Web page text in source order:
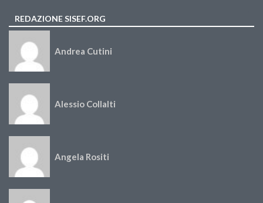
REDAZIONE SISEF.ORG
Andrea Cutini
Alessio Collalti
Angela Rositi